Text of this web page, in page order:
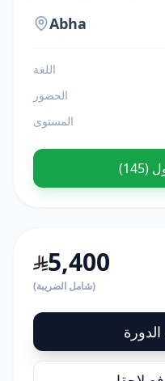
Abha
اللغة
الحضور
المستوى
5,400
(شامل الضريبة)